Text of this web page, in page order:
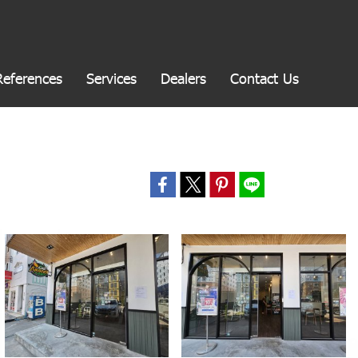
Services Dealers Contact Us